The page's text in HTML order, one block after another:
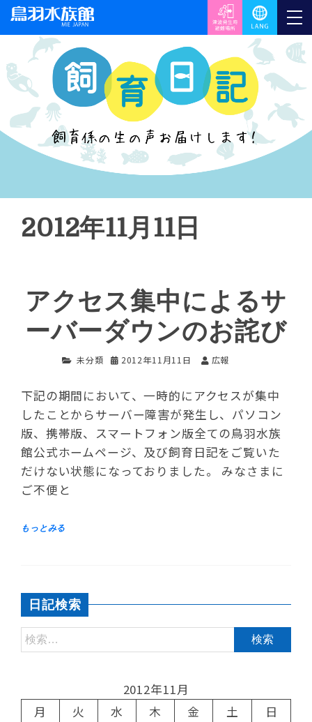
2012年11月11日
アクセス集中によるサ
ーバーダウンのお詫び
未分類 2012年11月11日 広報
下記の期間において、一時的にアクセスが集中
したことからサーバー障害が発生し、パソコン
版、携帯版、スマートフォン版全ての鳥羽水族
館公式ホームページ、及び飼育日記をご覧いた
だけない状態になっておりました。 みなさまに
ご不便と
日記検索
2012年11月
月
火 水 木 金 土
日